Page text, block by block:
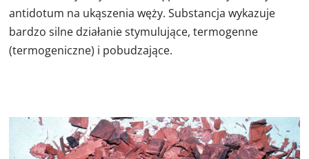
antidotum na ukąszenia węży. Substancja wykazuje
bardzo silne działanie stymulujące, termogenne
(termogeniczne) i pobudzające.